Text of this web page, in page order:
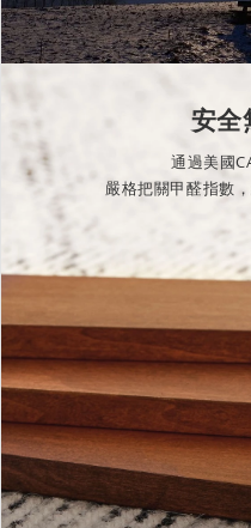
安全
通過美國
嚴格把關甲醛指數